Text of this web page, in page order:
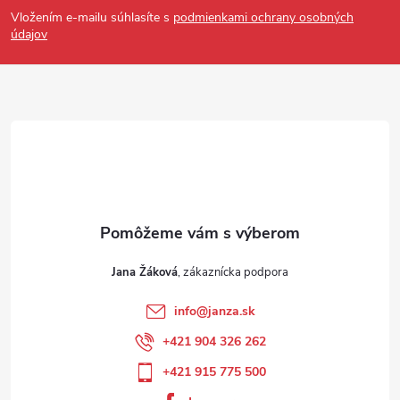
Vložením e-mailu súhlasíte s podmienkami ochrany osobných
údajov
Jana Žáková
info@janza.sk
+421 904 326 262
+421 915 775 500